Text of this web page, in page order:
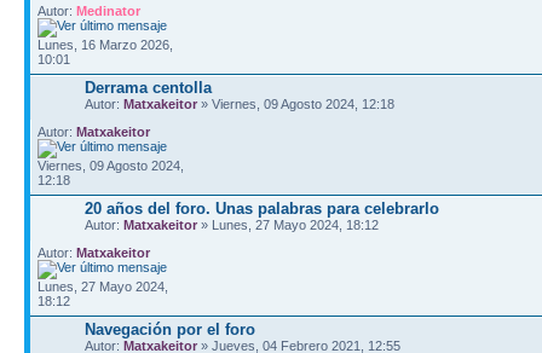
Autor: Medinator
Lunes, 16 Marzo 2026,
10:01
Derrama centolla
Autor: Matxakeitor » Viernes, 09 Agosto 2024, 12:18
Autor: Matxakeitor
Viernes, 09 Agosto 2024,
12:18
20 años del foro. Unas palabras para celebrarlo
Autor: Matxakeitor » Lunes, 27 Mayo 2024, 18:12
Autor: Matxakeitor
Lunes, 27 Mayo 2024,
18:12
Navegación por el foro
Autor: Matxakeitor » Jueves, 04 Febrero 2021, 12:55